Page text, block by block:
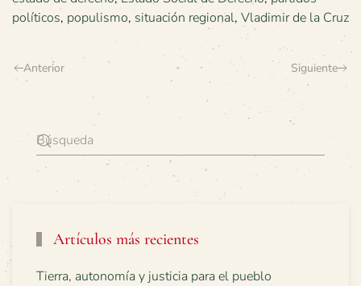
políticos, populismo, situación regional, Vladimir de la Cruz
Anterior Siguiente
Artículos más recientes
Tierra, autonomía y justicia para el pueblo